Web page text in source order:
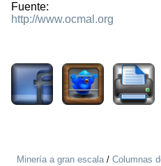
Fuente:
http://www.ocmal.org
Minería a gran escala/ Columnas